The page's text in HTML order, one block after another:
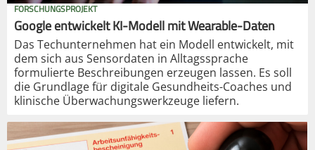
FORSCHUNGSPROJEKT
Google entwickelt KI-Modell mit Wearable-Daten
Das Techunternehmen hat ein Modell entwickelt, mit
dem sich aus Sensordaten in Alltagssprache
formulierte Beschreibungen erzeugen lassen. Es soll
die Grundlage für digitale Gesundheits-Coaches und
klinische Überwachungswerkzeuge liefern.